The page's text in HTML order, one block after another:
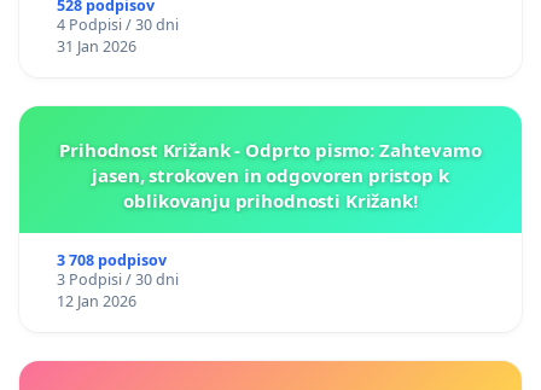
528 podpisov
4 Podpisi / 30 dni
31 Jan 2026
Prihodnost Križank - Odprto pismo: Zahtevamo
jasen, strokoven in odgovoren pristop k
oblikovanju prihodnosti Križank!
3 708 podpisov
3 Podpisi / 30 dni
12 Jan 2026